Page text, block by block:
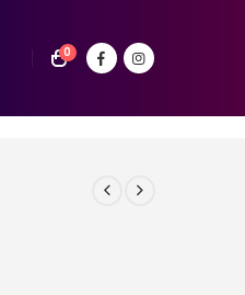
0